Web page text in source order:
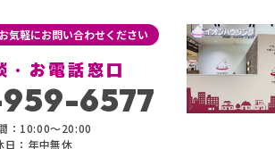
気軽にお問い合わせください
・お電話窓口
6577
：10:00〜20:00
日：年中無休